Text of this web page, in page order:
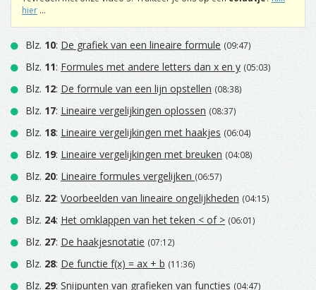
hier ...
Blz. 10: De grafiek van een lineaire formule (09:47)
Blz. 11: Formules met andere letters dan x en y (05:03)
Blz. 12: De formule van een lijn opstellen (08:38)
Blz. 17: Lineaire vergelijkingen oplossen (08:37)
Blz. 18: Lineaire vergelijkingen met haakjes (06:04)
Blz. 19: Lineaire vergelijkingen met breuken (04:08)
Blz. 20: Lineaire formules vergelijken (06:57)
Blz. 22: Voorbeelden van lineaire ongelijkheden (04:15)
Blz. 24: Het omklappen van het teken < of > (06:01)
Blz. 27: De haakjesnotatie (07:12)
Blz. 28: De functie f(x) = ax + b (11:36)
Blz. 29: Snijpunten van grafieken van functies (04:47)